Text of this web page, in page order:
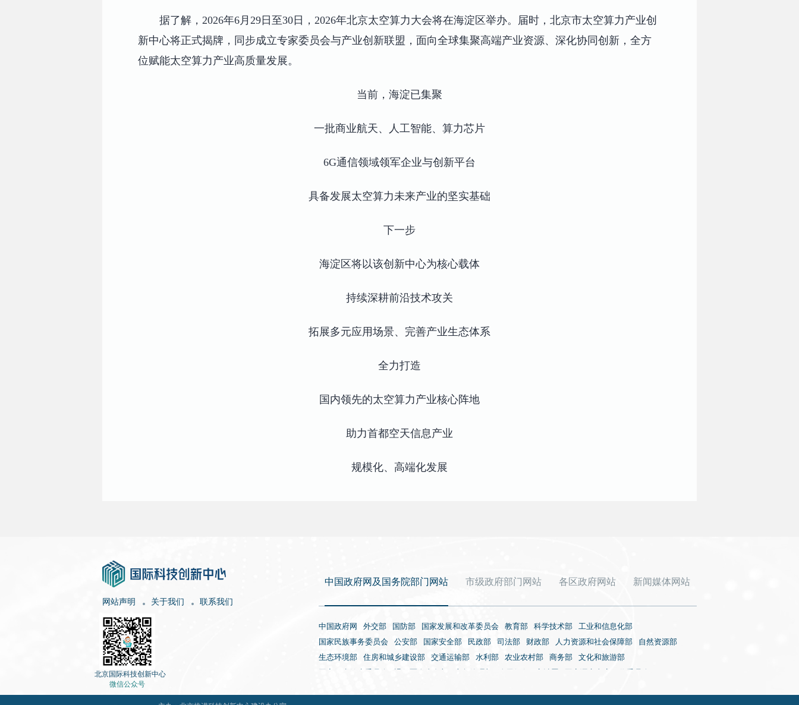
据了解，2026年6月29日至30日，2026年北京太空算力大会将在海淀区举办。届时，北京市太空算力产业创
新中心将正式揭牌，同步成立专家委员会与产业创新联盟，面向全球集聚高端产业资源、深化协同创新，全方
位赋能太空算力产业高质量发展。
当前，海淀已集聚
一批商业航天、人工智能、算力芯片
6G通信领域领军企业与创新平台
具备发展太空算力未来产业的坚实基础
下一步
海淀区将以该创新中心为核心载体
持续深耕前沿技术攻关
拓展多元应用场景、完善产业生态体系
全力打造
国内领先的太空算力产业核心阵地
助力首都空天信息产业
规模化、高端化发展
网站声明 关于我们 联系我们
北京国际科技创新中心
微信公众号
中国政府网及国务院部门网站 市级政府部门网站 各区政府网站 新闻媒体网站
中国政府网 外交部 国防部 国家发展和改革委员会 教育部 科学技术部
工业和信息化部
国家民族事务委员会
公安部 国家安全部 民政部 司法部 财政部 人力资源和社会保障部
自然资源部
生态环境部
住房和城乡建设部 交通运输部 水利部 农业农村部 商务部
文化和旅游部